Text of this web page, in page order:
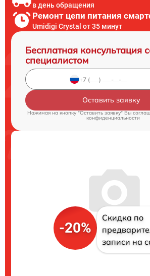
в день обращения
Ремонт цепи питания
Umidigi Crystal от 35 минут
Бесплатная консультация
специалистом
Оставить заявку
Нажимая на кнопку "Оставить заявку" Вы
конфиденциальности
-20%
Скидка по
записи на